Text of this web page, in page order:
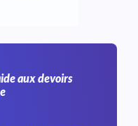
aux devoirs